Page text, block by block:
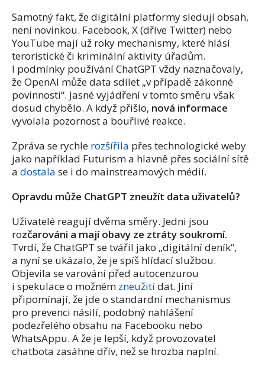
Samotný fakt, že digitální platformy sledují obsah,
není novinkou. Facebook, X (dříve Twitter) nebo
YouTube mají už roky mechanismy, které hlásí
teroristické či kriminální aktivity úřadům.
I podmínky používání ChatGPT vždy naznačovaly,
že OpenAI může data sdílet „v případě zákonné
povinnosti“. Jasné vyjádření v tomto směru však
dosud chybělo. A když přišlo, nová informace
vyvolala pozornost a bouřlivé reakce.
Zpráva se rychle rozšířila přes technologické weby
jako například Futurism a hlavně přes sociální sítě
a dostala se i do mainstreamových médií.
Opravdu může ChatGPT zneužít data uživatelů?
Uživatelé reagují dvěma směry. Jedni jsou
rozčarováni a mají obavy ze ztráty soukromí.
Tvrdí, že ChatGPT se tvářil jako „digitální deník“,
a nyní se ukázalo, že je spíš hlídací službou.
Objevila se varování před autocenzurou
i spekulace o možném zneužitídat. Jiní
připomínají, že jde o standardní mechanismus
pro prevenci násilí, podobný nahlášení
podezřelého obsahu na Facebooku nebo
WhatsAppu. A že je lepší, když provozovatel
chatbota zasáhne dřív, než se hrozba naplní.